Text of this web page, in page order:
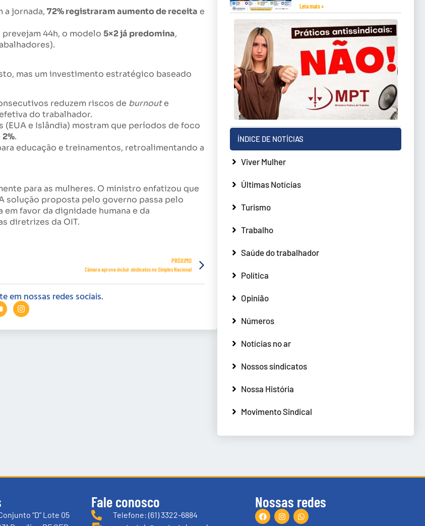
a jornada, 72% registraram aumento de receita e
44h, o modelo 5×2 já predomina,
mas um investimento estratégico baseado
reduzem riscos de burnoute
do trabalhador.
(EUA e Islândia) mostram que períodos de foco
2%.
educação e treinamentos, retroalimentando a
para as mulheres. O ministro enfatizou que
solução proposta pelo governo passa pelo
em favor da dignidade humana e da
diretrizes da OIT.
PRÓXIMO
Câmara aprova incluir sindicatos no Simples Nacional
em nossas redes sociais.
Leia mais »
ÍNDICE DE NOTÍCIAS
Viver Mulher
Últimas Notícias
Turismo
Trabalho
Saúde do trabalhador
Política
Opinião
Números
Notícias no ar
Nossos sindicatos
Nossa História
Movimento Sindical
“D” Lote 05
Fale conosco
Telefone: (61) 3322-6884
Nossas redes